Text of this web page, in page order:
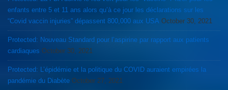
enfants entre 5 et 11 ans alors qu’à ce jour les déclarations sur les
“Covid vaccin injuries” dépassent 800,000 aux USA October 30, 2021
Protected: Nouveau Standard pour l’aspirine par rapport aux patients
cardiaques October 30, 2021
Protected: L’épidémie et la politique du COVID auraient empirées la
pandémie du Diabète October 27, 2021